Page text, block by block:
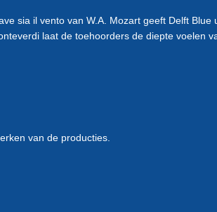
sia il vento van W.A. Mozart geeft Delft Blue
laat de toehoorders de diepte voelen
van de producties.